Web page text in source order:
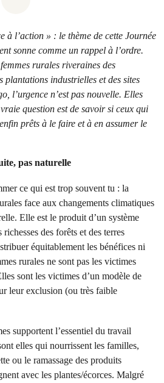
à l’action » : le thème de cette Journée
sonne comme un rappel à l’ordre.
rurales riveraines des
plantations industrielles et des sites
l’urgence n’est pas nouvelle. Elles
question est de savoir si ceux qui
prêts à le faire et à en assumer le
pas naturelle
ce qui est trop souvent tu : la
face aux changements climatiques
Elle est le produit d’un système
des forêts et des terres
équitablement les bénéfices ni
rurales ne sont pas les victimes
sont les victimes d’un modèle de
leur exclusion (ou très faible
supportent l’essentiel du travail
elles qui nourrissent les familles,
ou le ramassage des produits
avec les plantes/écorces. Malgré